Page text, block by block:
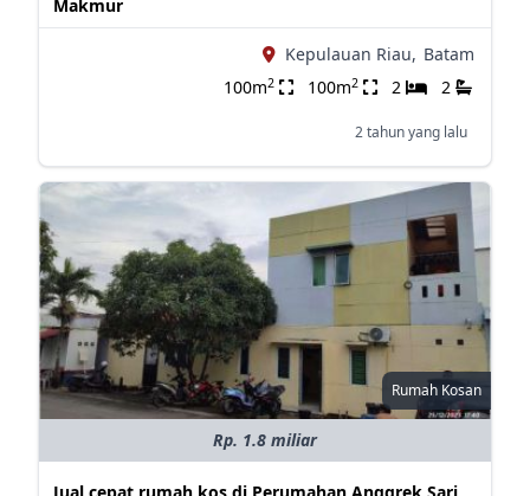
Makmur
Kepulauan Riau, Batam
100m2 100m2 2 2
2 tahun yang lalu
Rumah Kosan
Rp. 1.8 miliar